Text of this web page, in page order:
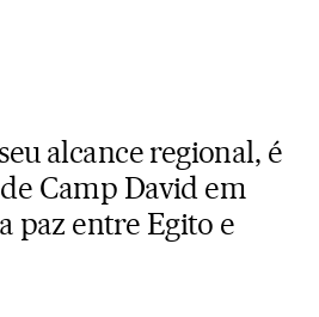
alcance regional, é
Camp David em
paz entre Egito e